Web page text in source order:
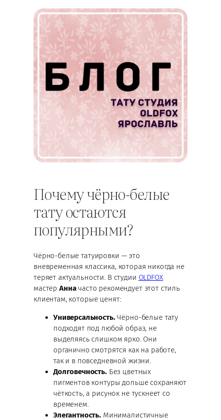
Почему чёрно-белые
тату остаются
популярными?
Чёрно-белые татуировки — это
вневременная классика, которая никогда не
теряет актуальности. В студии OLDFOX
мастер Анначасто рекомендует этот стиль
клиентам, которые ценят:
Универсальность.Чёрно-белые тату
подходят под любой образ, не
выделяясь слишком ярко. Они
органично смотрятся как на работе,
так и в повседневной жизни.
Долговечность.Без цветных
пигментов контуры дольше сохраняют
чёткость, а рисунок не тускнеет со
временем.
Элегантность. Минималистичные